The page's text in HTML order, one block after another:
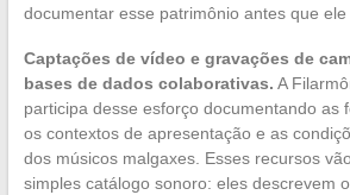
documentar esse patrimônio antes que
Captações de vídeo e gravações de
bases de dados colaborativas. A
participa desse esforço documentando as
os contextos de apresentação e as
dos músicos malgaxes. Esses recursos
simples catálogo sonoro: eles descrevem